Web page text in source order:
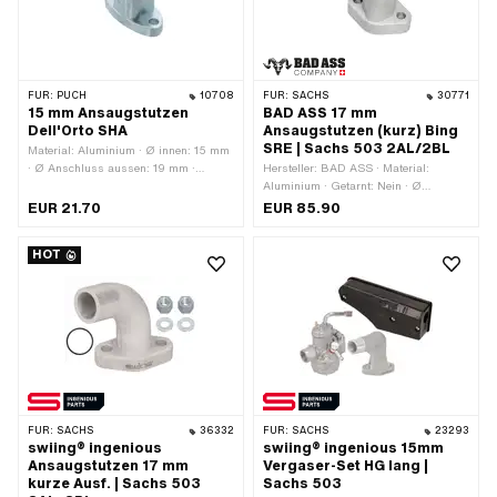
FÜR: PUCH 10708
15 mm Ansaugstutzen
Dell'Orto SHA
Material: Aluminium · Ø innen: 15 mm
· Ø Anschluss aussen: 19 mm ·
Befestigungspunkte: 2 Stk. · Höhe
Anwendungsbereich: Tuning
EUR 21.70
FÜR: SACHS 30771
BAD ASS 17 mm
Ansaugstutzen (kurz) Bing
SRE | Sachs 503 2AL/2BL
Hersteller: BAD ASS · Material:
Aluminium · Getarnt: Nein · Ø
Anschluss aussen: 20 mm ·
Flansch-Mitte Bohrung: 45 mm ·
Befestigungsart: Stehbolzen · Anzahl
Befestigungspunkte: 2 Stk. ·
Anwendungsbereich: Tuning
EUR 85.90
HOT
FÜR: SACHS 36332
swiing® ingenious
Ansaugstutzen 17 mm
kurze Ausf. | Sachs 503
FÜR: SACHS 23293
swiing® ingenious 15mm
Vergaser-Set HG lang |
Sachs 503